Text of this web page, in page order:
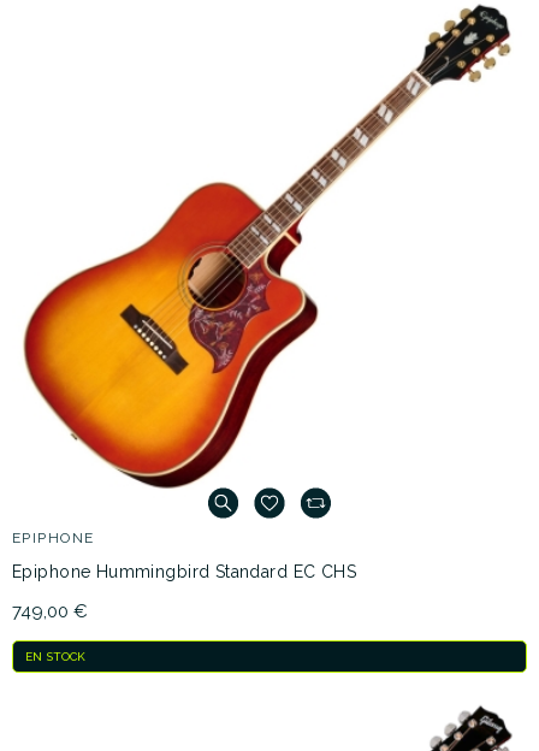
EPIPHONE
Epiphone Hummingbird Standard EC CHS
749,00 €
EN STOCK